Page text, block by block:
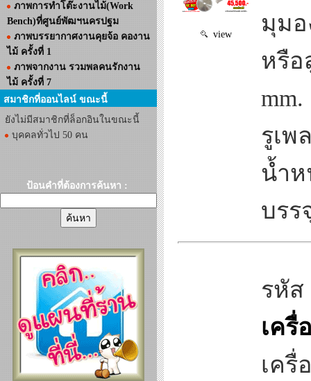
ภาพการทำโต๊ะงานไม้(Work
Bench)ที่ศูนย์พัฒฯนครปฐม
ภาพบรรยากาศงานคุยจ้อ คองาน
ไม้ ครั้งที่ 1
ภาพจากงาน รวมพลคนรักงาน
ไม้ ครั้งที่ 7
สมาชิกที่ออนไลน์ ขณะนี้
ยังไม่มีสมาชิกที่ล็อกอินในขณะนี้
บุคคลทั่วไป 50 คน
ป้อนคำที่ต้องการค้นหา :
view
มุมอ
หรือ
รูเพ
น้ำห
บรร
รหัส
เครื่
เครื่